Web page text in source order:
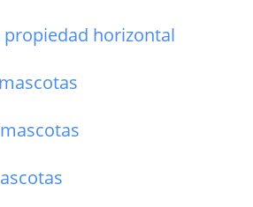
propiedad horizontal